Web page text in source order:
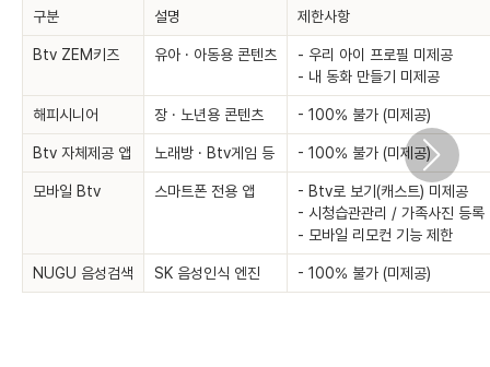
구분 설명 제한사항
Btv ZEM키즈 유아 · 아동용 콘텐츠
- 우리 아이 프로필 미제공
- 내 동화 만들기 미제공
해피시니어 장 · 노년용 콘텐츠 - 100% 불가 (미제공)
Btv 자체제공 앱 노래방 · Btv게임 등 - 100% 불가 (미제공)
모바일 Btv 스마트폰 전용 앱
- Btv로 보기(캐스트) 미제공
- 시청습관관리 / 가족사진 등록
- 모바일 리모컨 기능 제한
NUGU 음성검색 SK 음성인식 엔진 - 100% 불가 (미제공)